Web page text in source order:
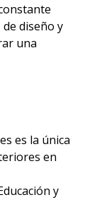
diseño y
una
es la única
en
y